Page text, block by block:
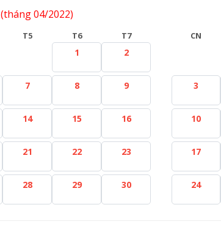
(tháng 04/2022)
T5 T6 T7
1 2
7 8 9
14 15 16
21 22 23
28 29 30
CN
3
10
17
24